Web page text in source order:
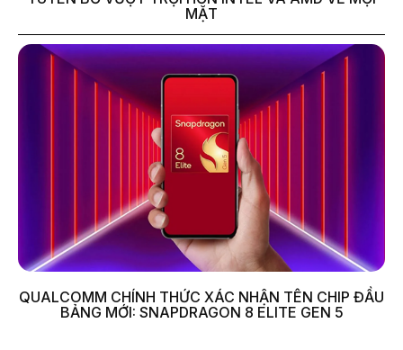
MẶT
QUALCOMM CHÍNH THỨC XÁC NHẬN TÊN CHIP ĐẦU
BẢNG MỚI: SNAPDRAGON 8 ELITE GEN 5